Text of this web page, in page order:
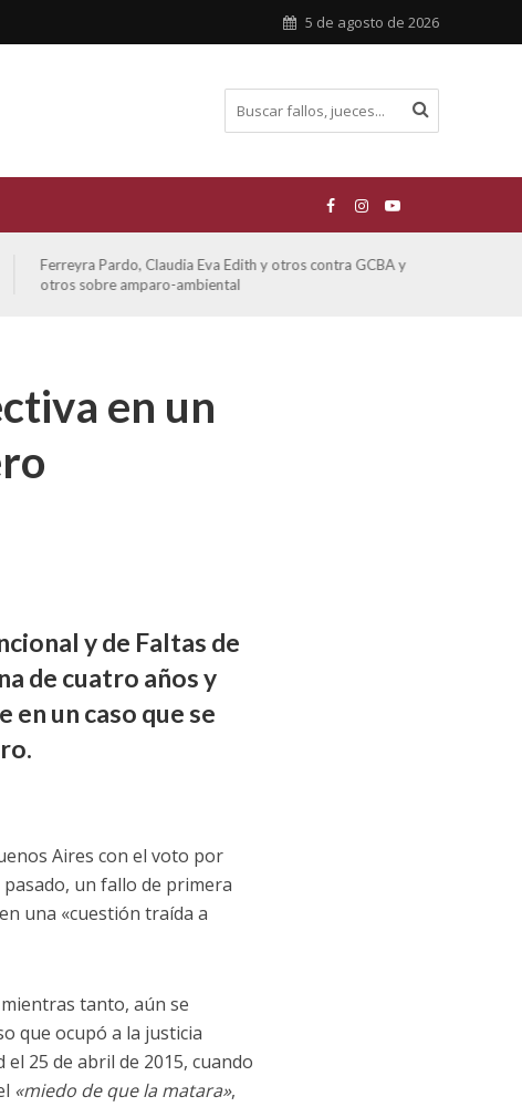
5 de agosto de 2026
Ferreyra Pardo, Claudia Eva Edith y otros contra GCBA y
otros sobre amparo-ambiental
en un
y de Faltas de
de cuatro años y
un caso que se
Aires con el voto por
un fallo de primera
una «cuestión traída a
tanto, aún se
que ocupó a la justicia
25 de abril de 2015, cuando
«miedo de que la matara»,